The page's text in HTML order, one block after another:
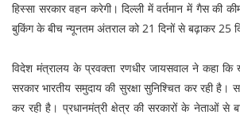
हिस्सा सरकार वहन करेगी। दिल्ली में वर्तमान में गैस की
बुकिंग के बीच न्यूनतम अंतराल को 21 दिनों से बढ़ाकर 25
विदेश मंत्रालय के प्रवक्ता रणधीर जायसवाल ने कहा कि
सरकार भारतीय समुदाय की सुरक्षा सुनिश्चित कर रही
कर रही है। प्रधानमंत्री क्षेत्र की सरकारों के नेताओं